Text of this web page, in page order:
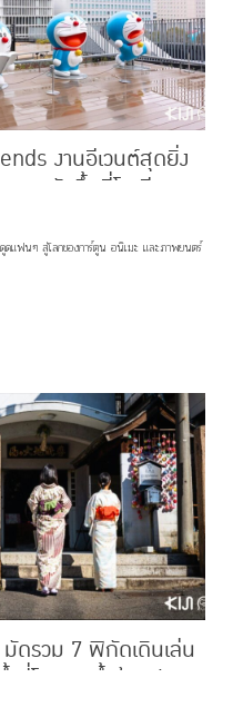
งานอีเวนต์สุดยิ่ง
อนจัดขึ้นที่โตเกียว
ดแฟนๆ สู่โลกของการ์ตูน อนิเมะ และภาพยนตร์
ดรวม 7 พิกัดเดินเล่น
โรงอาบน้ำต้นฉบับ